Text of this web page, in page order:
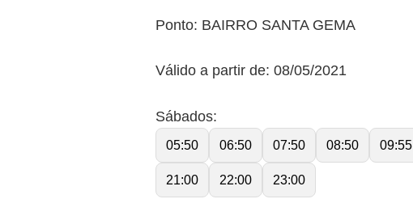
Ponto: BAIRRO SANTA GEMA
Válido a partir de: 08/05/2021
Sábados:
05:50 06:50 07:50 08:50 09:55
21:00 22:00 23:00